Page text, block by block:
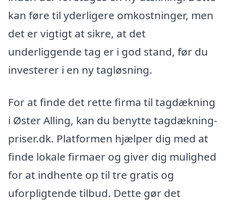
kan føre til yderligere omkostninger, men
det er vigtigt at sikre, at det
underliggende tag er i god stand, før du
investerer i en ny tagløsning.
For at finde det rette firma til tagdækning
i Øster Alling, kan du benytte tagdækning-
priser.dk. Platformen hjælper dig med at
finde lokale firmaer og giver dig mulighed
for at indhente op til tre gratis og
uforpligtende tilbud. Dette gør det